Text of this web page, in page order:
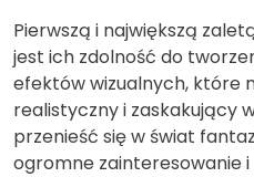
Pierwszą i największą
jest ich zdolność do
efektów wizualnych, które
realistyczny i zaskakujący
przenieść się w świat
ogromne zainteresowanie